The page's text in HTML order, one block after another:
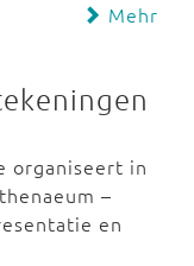
Mehr
organiseert in
–
en